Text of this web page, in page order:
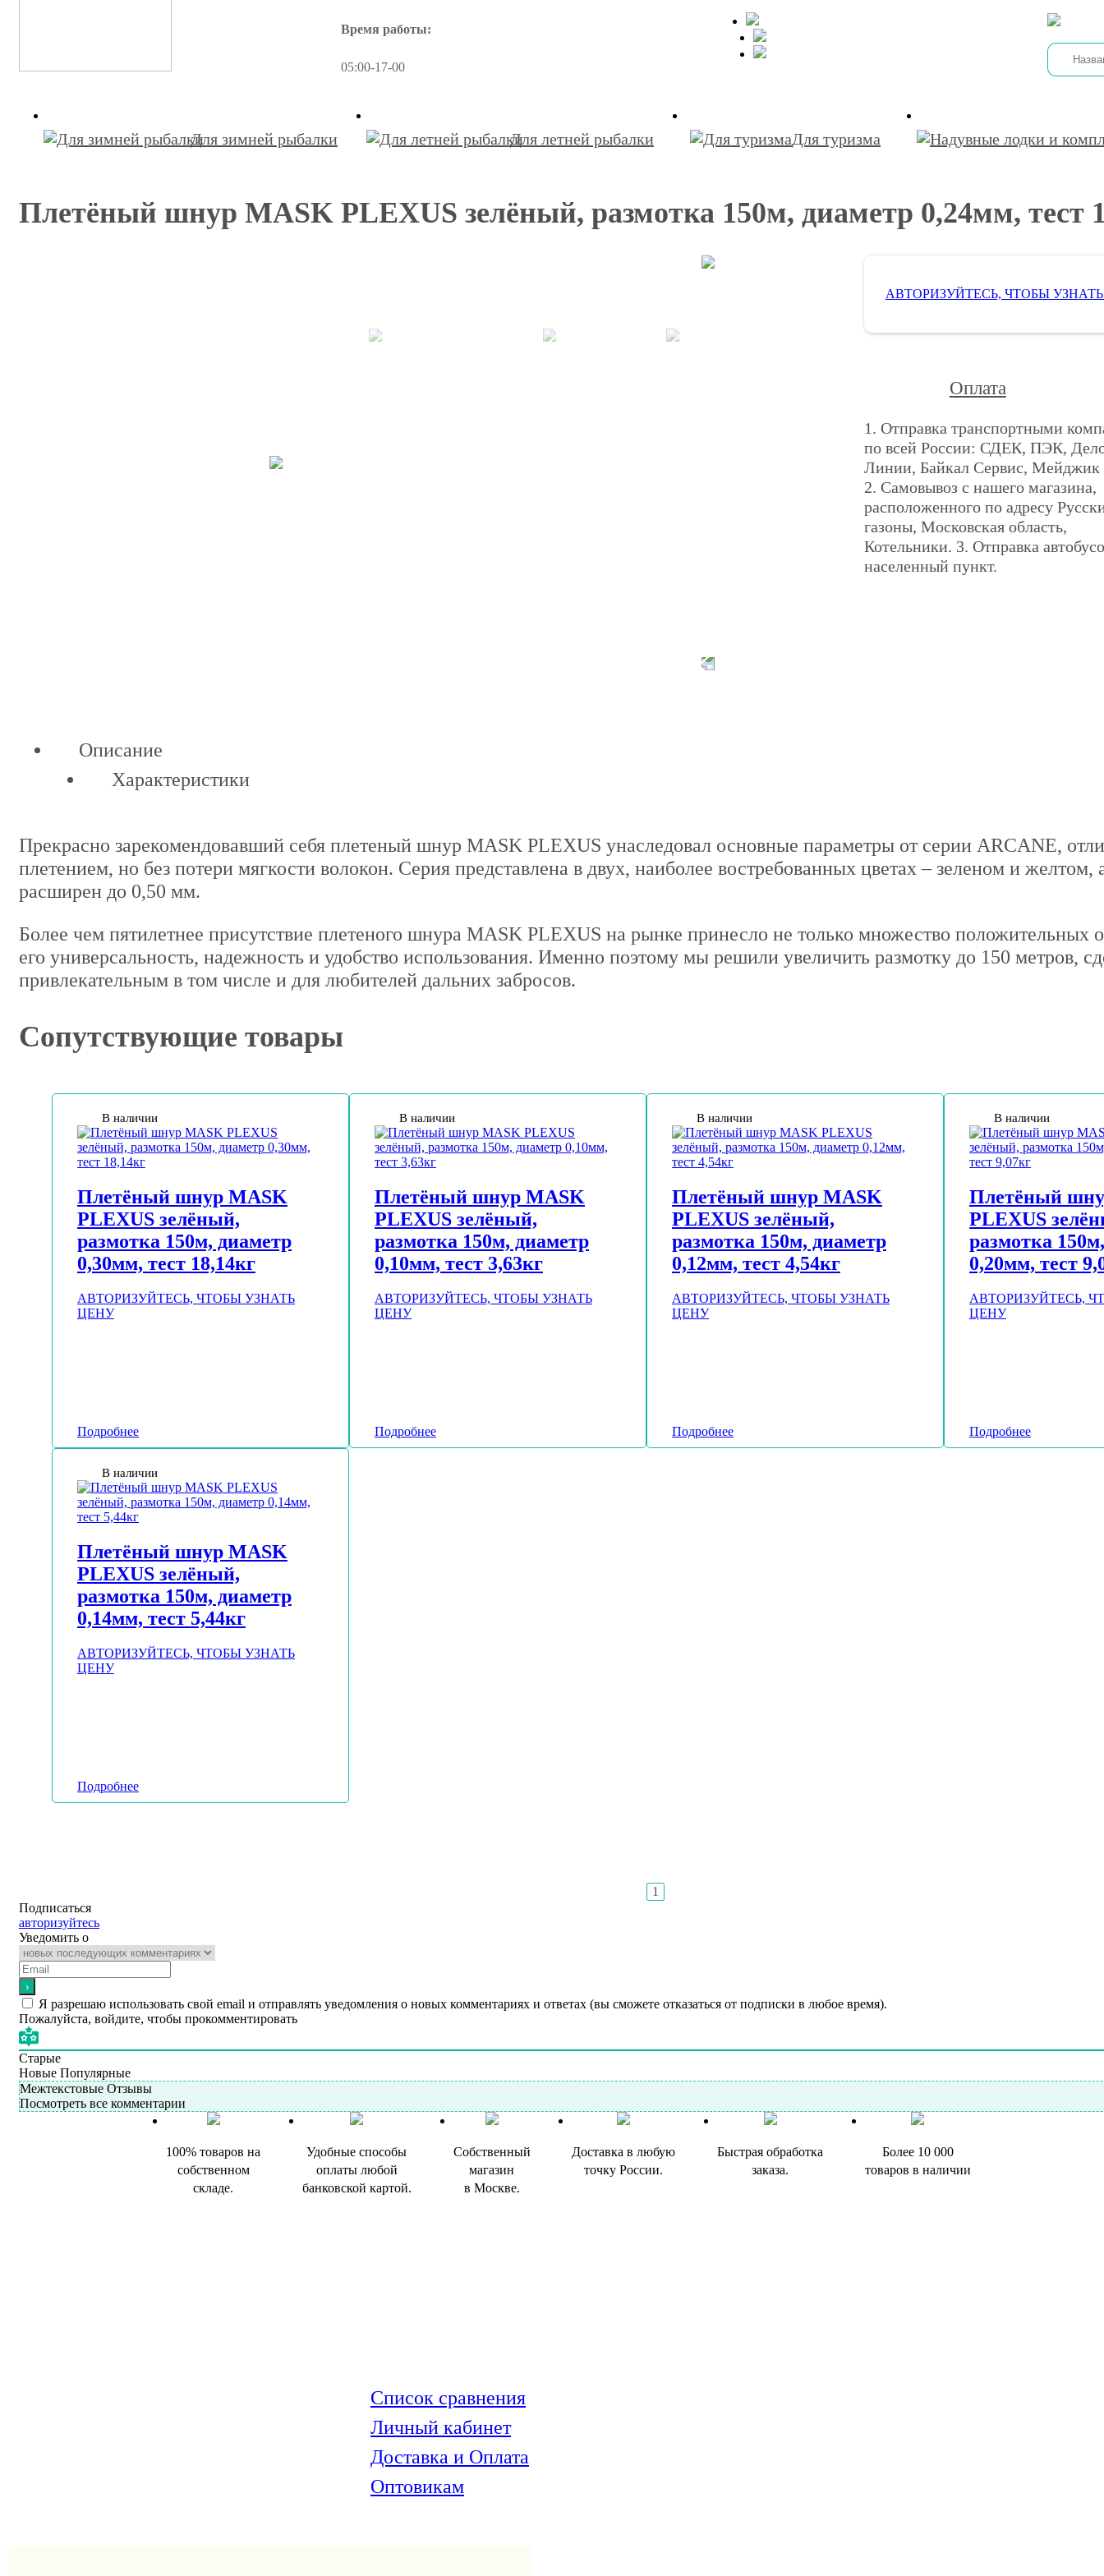
Время работы:
05:00-17-00
Для зимней рыбалки Для летней рыбалки Для туризма
Плетёный шнур MASK PLEXUS зелёный, размотка 150м, диаметр 0,24мм, тест
АВТОРИЗУЙТЕСЬ, ЧТОБЫ
Оплата
1. Отправка транспортными
по всей России: СДЕК, ПЭК,
Линии, Байкал Сервис, Мейджик
2. Самовывоз с нашего магазина,
расположенного по адресу
газоны, Московская область,
Котельники. 3. Отправка
населенный пункт.
Описание
Характеристики
Прекрасно зарекомендовавший себя плетеный шнур MASK PLEXUS унаследовал основные параметры от серии ARCANE,
плетением, но без потери мягкости волокон. Серия представлена в двух, наиболее востребованных цветах – зеленом и желтом,
расширен до 0,50 мм.
Более чем пятилетнее присутствие плетеного шнура MASK PLEXUS на рынке принесло не только множество положительных
его универсальность, надежность и удобство использования. Именно поэтому мы решили увеличить размотку до 150 метров,
привлекательным в том числе и для любителей дальних забросов.
Сопутствующие товары
В наличии
Плетёный шнур MASK
PLEXUS зелёный,
размотка 150м, диаметр
0,30мм, тест 18,14кг
АВТОРИЗУЙТЕСЬ, ЧТОБЫ УЗНАТЬ
ЦЕНУ
Подробнее
В наличии
Плетёный шнур MASK
PLEXUS зелёный,
размотка 150м, диаметр
0,10мм, тест 3,63кг
АВТОРИЗУЙТЕСЬ, ЧТОБЫ УЗНАТЬ
ЦЕНУ
Подробнее
В наличии
Плетёный шнур MASK
PLEXUS зелёный,
размотка 150м, диаметр
0,12мм, тест 4,54кг
АВТОРИЗУЙТЕСЬ, ЧТОБЫ УЗНАТЬ
ЦЕНУ
Подробнее
В наличии
Плетёный
PLEXUS
размотка
0,20мм, тест
АВТОРИЗУЙТЕСЬ,
ЦЕНУ
Подробнее
В наличии
Плетёный шнур MASK
PLEXUS зелёный,
размотка 150м, диаметр
0,14мм, тест 5,44кг
АВТОРИЗУЙТЕСЬ, ЧТОБЫ УЗНАТЬ
ЦЕНУ
Подробнее
1
Подписаться
авторизуйтесь
Уведомить о
Я разрешаю использовать свой email и отправлять уведомления о новых комментариях и ответах (вы cможете отказаться от подписки в любое время).
Пожалуйста, войдите, чтобы прокомментировать
Старые
Новые Популярные
Межтекстовые Отзывы
Посмотреть все комментарии
100% товаров на
собственном
складе.
Удобные способы
оплаты любой
банковской картой.
Собственный
магазин
в Москве.
Доставка в любую
точку России.
Быстрая обработка
заказа.
Более 10 000
товаров в наличии
Список сравнения
Личный кабинет
Доставка и Оплата
Оптовикам